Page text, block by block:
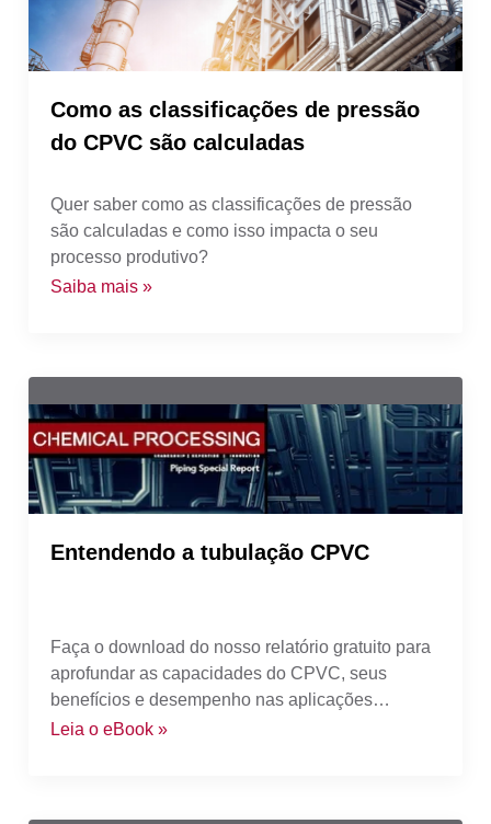
Como as classificações de pressão
do CPVC são calculadas
Quer saber como as classificações de pressão
são calculadas e como isso impacta o seu
processo produtivo?
Saiba mais »
Entendendo a tubulação CPVC
Faça o download do nosso relatório gratuito para
aprofundar as capacidades do CPVC, seus
benefícios e desempenho nas aplicações
industriais mais severas.
Leia o eBook »